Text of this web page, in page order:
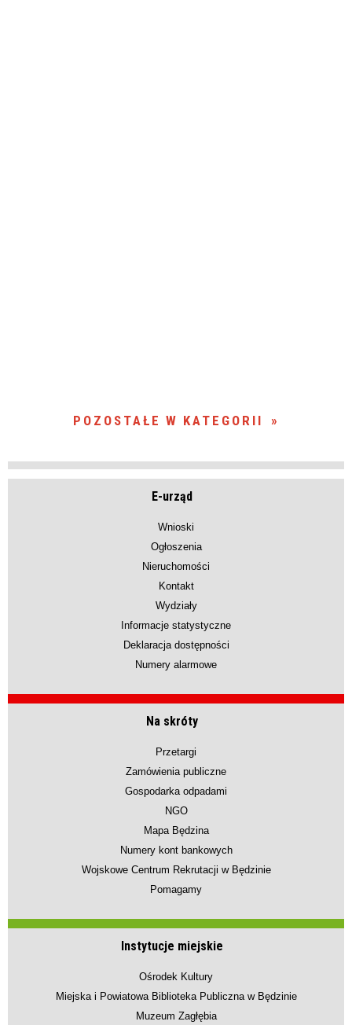
POZOSTAŁE W KATEGORII
E-urząd
Wnioski
Ogłoszenia
Nieruchomości
Kontakt
Wydziały
Informacje statystyczne
Deklaracja dostępności
Numery alarmowe
Na skróty
Przetargi
Zamówienia publiczne
Gospodarka odpadami
NGO
Mapa Będzina
Numery kont bankowych
Wojskowe Centrum Rekrutacji w Będzinie
Pomagamy
Instytucje miejskie
Ośrodek Kultury
Miejska i Powiatowa Biblioteka Publiczna w Będzinie
Muzeum Zagłębia